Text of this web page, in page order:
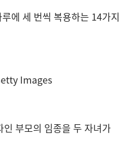
에 세 번씩 복용하는 14가지
Images
부모의 임종을 두 자녀가